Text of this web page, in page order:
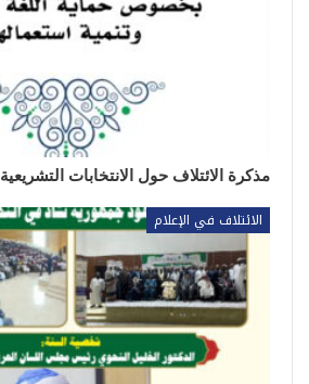
مذكرة الائتلاف حول الانتخابات التشريعية
الائتلاف في الإعلام